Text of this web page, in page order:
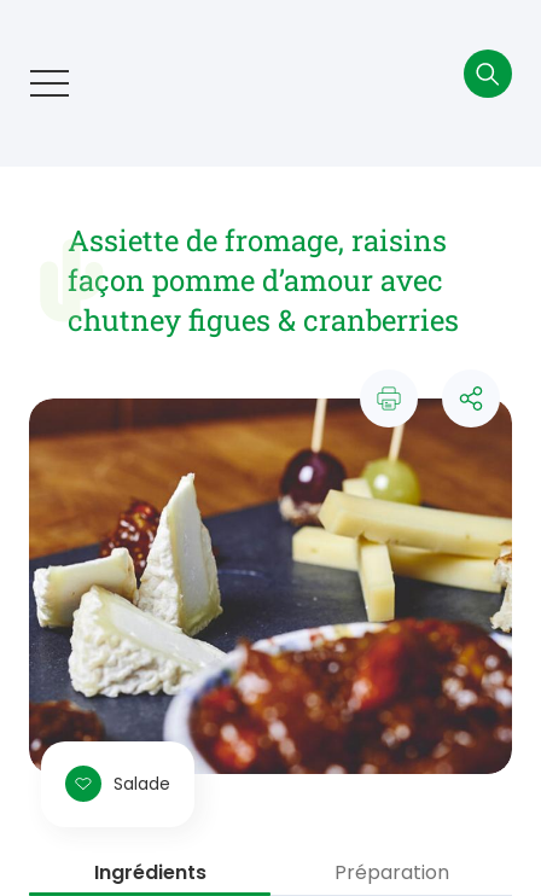
principalAssiette de fromage, raisins
façon pomme d’amour avec
chutney figues & cranberries
Salade
Ingrédients Préparation